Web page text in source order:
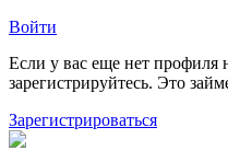
Войти
Если у вас еще нет профиля
зарегистрируйтесь. Это
Зарегистрироваться